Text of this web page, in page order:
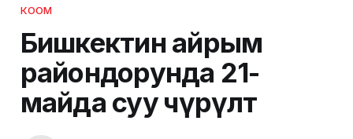
КООМ
Бишкектин айрым
райондорунда 21-
майда суу өчүрүлөт